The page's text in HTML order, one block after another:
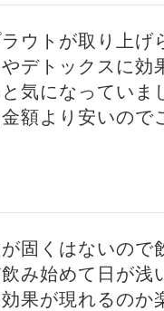
ウトが取り上げ
デトックスに効
気になっていま
額より安いので
固くはないので
み始めて日が浅
果が現れるのか